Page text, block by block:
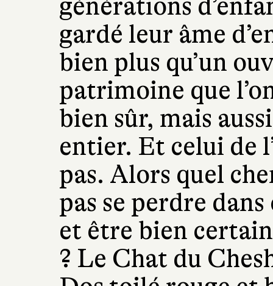
générations
gardé leur âme
bien plus qu’un
patrimoine que
bien sûr, mais
entier. Et celui de
pas. Alors quel
pas se perdre
et être bien
? Le Chat du